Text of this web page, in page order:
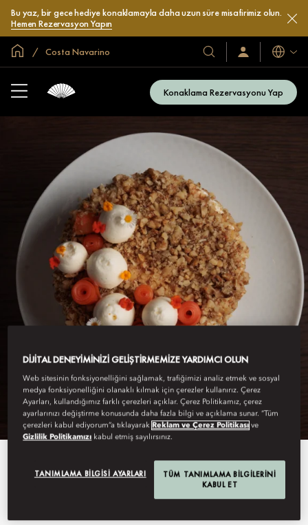
Bu yaz, bir gece hediye konaklamayla daha uzun süre misafirimiz olun.
Hemen Rezervasyon Yapın
Global Ana Sayfa
Costa Navarino
Otel
ve
Oturum
Açın
Katılın
Diller
Konaklama Rezervasyonu Yap
View All
IN-ROOM DINING
DIJITAL DENEYIMINIZI GELIŞTIRMEMIZE YARDIMCI OLUN
Web sitesinin fonksiyonelliğini sağlamak, trafiğimizi analiz etmek ve sosyal
medya fonksiyonelliğini olanaklı kılmak için çerezler kullanırız. Çerez
Ayarları, kullandığımız farklı çerezleri açıklar. Çerez Politikamız, çerez
ayarlarınızı değiştirme konusunda daha fazla bilgi ve açıklama sunar. “Tüm
çerezleri kabul ediyorum”a tıklayarak Reklam ve Çerez Politikası ve
Gizlilik Politikamızı kabul etmiş sayılırsınız.
TANIMLAMA BILGISI AYARLARI
TÜM TANIMLAMA BILGILERINI
KABUL ET